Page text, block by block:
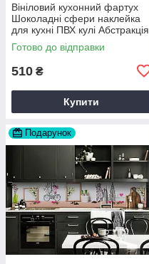
Вініловий кухонний фартух
Шоколадні сфери наклейка
для кухні ПВХ кулі Абстракція
Бежевий Happy Pocket
Z181709
Готово до відправки
510 ₴
Купити
Подарунок